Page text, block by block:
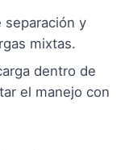
separación y
mixtas.
dentro de
el manejo con